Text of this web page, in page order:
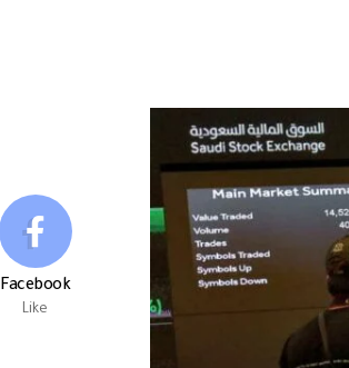
Facebook
Like